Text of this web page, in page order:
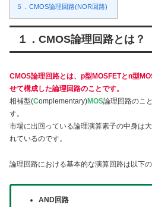
５．CMOS論理回路(NOR回路)
１．CMOS論理回路とは？
CMOS論理回路とは、p型MOSFETとn型
せて構成した論理回路のことです。
相補型(Complementary)MOS論理回路のこと
す。
市場に出回っている論理演算素子の中身は
れているのです。
論理回路における基本的な演算回路は以下
AND回路